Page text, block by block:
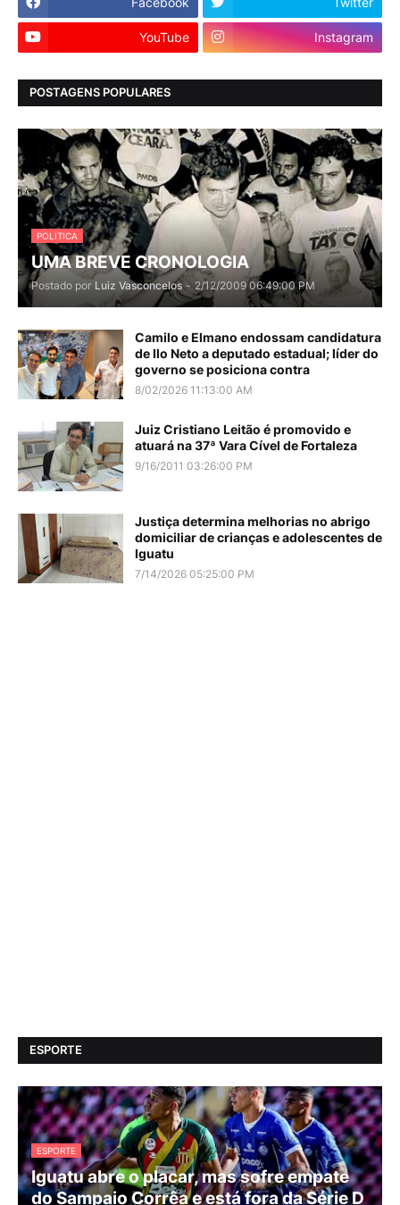
YouTube Instagram
POSTAGENS POPULARES
POLITICA
UMA BREVE CRONOLOGIA
Postado por Luiz Vasconcelos - 2/12/2009 06:49:00 PM
Camilo e Elmano endossam candidatura
de Ilo Neto a deputado estadual; líder do
governo se posiciona contra
8/02/2026 11:13:00 AM
Juiz Cristiano Leitão é promovido e
atuará na 37ª Vara Cível de Fortaleza
9/16/2011 03:26:00 PM
Justiça determina melhorias no abrigo
domiciliar de crianças e adolescentes de
Iguatu
7/14/2026 05:25:00 PM
ESPORTE
ESPORTE
Iguatu abre o placar, mas sofre empate
do Sampaio Corrêa e está fora da Série D